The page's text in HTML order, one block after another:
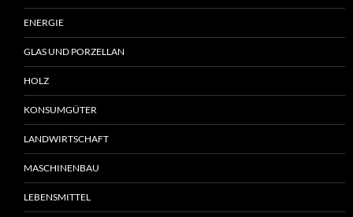
ENERGIE
GLAS UND PORZELLAN
HOLZ
KONSUMGÜTER
LANDWIRTSCHAFT
MASCHINENBAU
LEBENSMITTEL